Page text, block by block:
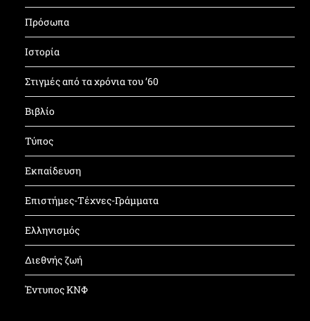
Πρόσωπα
Ιστορία
Στιγμές από τα χρόνια του ’60
Βιβλίο
Τύπος
Εκπαίδευση
Επιστήμες-Τέχνες-Γράμματα
Ελληνισμός
Διεθνής ζωή
Έντυπος ΚΝΦ